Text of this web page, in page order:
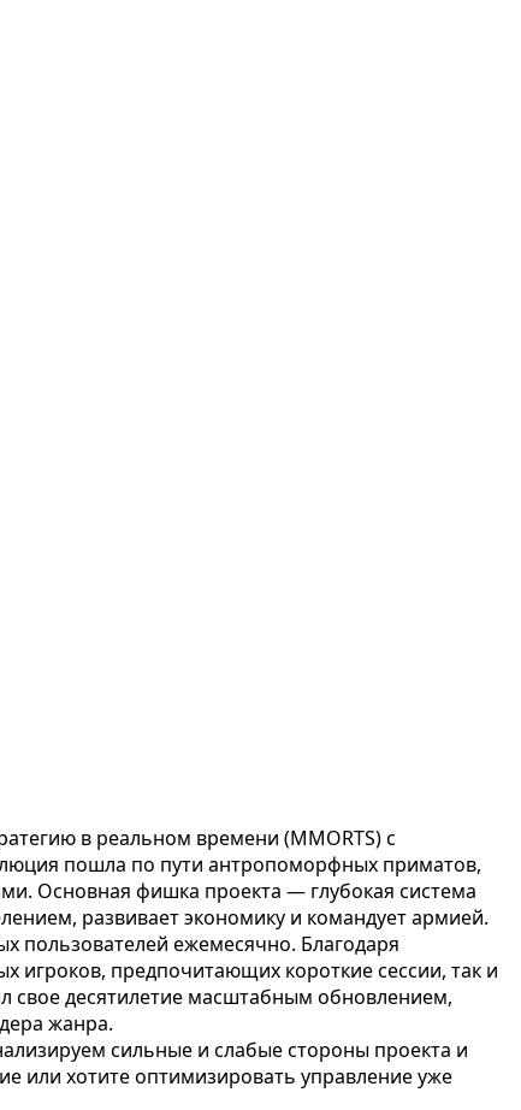
в реальном времени (MMORTS) с
пошла по пути антропоморфных приматов,
Основная фишка проекта — глубокая система
развивает экономику и командует армией.
пользователей ежемесячно. Благодаря
игроков, предпочитающих короткие сессии, так и
свое десятилетие масштабным обновлением,
жанра.
сильные и слабые стороны проекта и
или хотите оптимизировать управление уже